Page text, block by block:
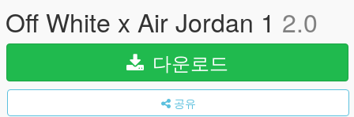
Off White x Air Jordan 1 2.0
다운로드
공유